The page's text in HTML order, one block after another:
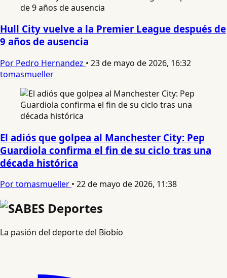
Hull City vuelve a la Premier League después de
9 años de ausencia
Por Pedro Hernandez • 23 de mayo de 2026, 16:32
tomasmueller
El adiós que golpea al Manchester City: Pep
Guardiola confirma el fin de su ciclo tras una
década histórica
Por tomasmueller • 22 de mayo de 2026, 11:38
La pasión del deporte del Biobío